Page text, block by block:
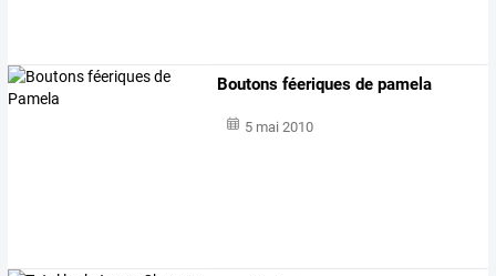
Boutons féeriques de pamela
5 mai 2010